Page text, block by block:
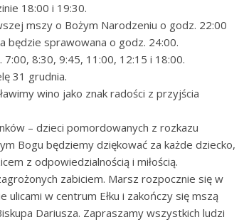
18:00 i 19:30.
mszy o Bożym Narodzeniu o godz. 22:00
będzie sprawowana o godz. 24:00.
8:30, 9:45, 11:00, 12:15 i 18:00.
31 grudnia.
wino jako znak radości z przyjścia
– dzieci pomordowanych z rozkazu
Bogu będziemy dziękować za każde dziecko,
z odpowiedzialnością i miłością.
zabiciem. Marsz rozpocznie się w
w centrum Ełku i zakończy się mszą
Dariusza. Zapraszamy wszystkich ludzi